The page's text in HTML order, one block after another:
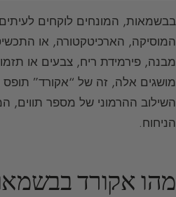
בבשמאות, המונחים לוקחים
המוסיקה, הארכיטקטורה, או
מבנה, פירמידת ריח, צבעים או
מושגים אלה, זה של “אקורד” תופס
השילוב ההרמוני של מספר תווים,
הניחוח.
מהו אקורד